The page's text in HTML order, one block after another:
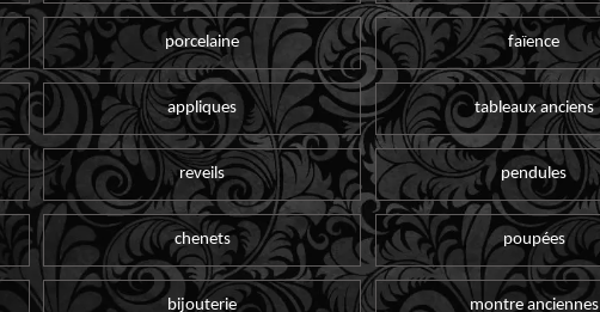
porcelaine faïence
appliques tableaux anciens
reveils pendules
chenets poupées
bijouterie montre anciennes